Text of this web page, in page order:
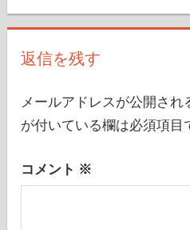
ー
シ
ョ
ン
返信を残す
メールアドレスが公開され
が付いている欄は必須項目
コメント ※